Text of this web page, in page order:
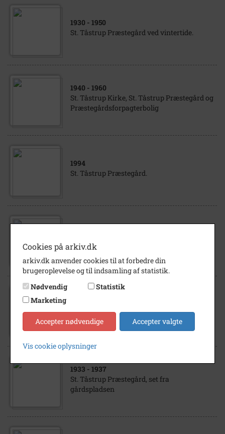
1930 - 1950
St. Tåstrup Præstegård ved vintertide.
1940 - 1960
St. Tåstrup Kirke, St. Tåstrup Præstegård og
Præstegårdsforpagterbolig
1994
St. Tåstrup Præstegård.
St. Tåstrup Præstegård
gårdspladsen
1933 - 1937
St. Tåstrup Præstegård, set fra
gårdspladsen
Cookies på arkiv.dk
arkiv.dk anvender cookies til at forbedre din
brugeroplevelse og til indsamling af statistik.
Nødvendig
Statistik
Marketing
Accepter nødvendige Accepter valgte
Vis cookie oplysninger